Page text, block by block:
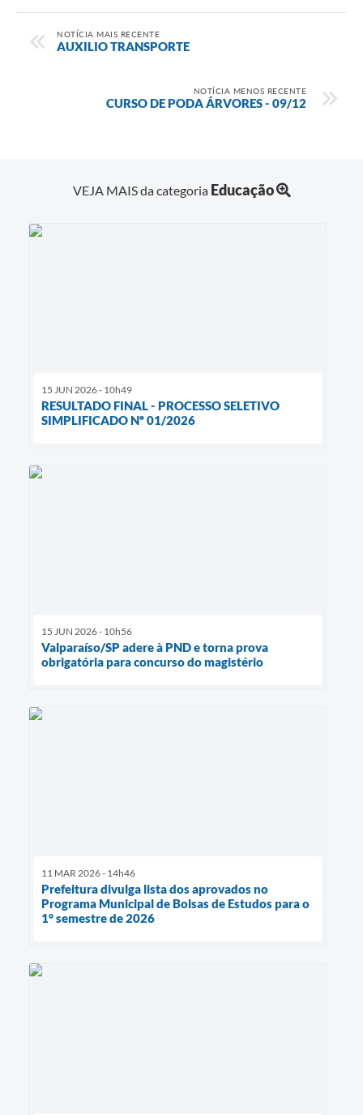
NOTÍCIA MAIS RECENTE
AUXILIO TRANSPORTE
NOTÍCIA MENOS RECENTE
CURSO DE PODA ÁRVORES - 09/12
VEJA MAIS da categoria Educação
15 JUN 2026 - 10h49
RESULTADO FINAL - PROCESSO SELETIVO
SIMPLIFICADO Nº 01/2026
15 JUN 2026 - 10h56
Valparaíso/SP adere à PND e torna prova
obrigatória para concurso do magistério
11 MAR 2026 - 14h46
Prefeitura divulga lista dos aprovados no
Programa Municipal de Bolsas de Estudos para o
1° semestre de 2026